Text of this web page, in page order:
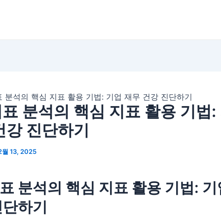
분석의 핵심 지표 활용 기법: 기업 재무 건강 진단하기
분석의 핵심 지표 활용 기법:
강 진단하기
월 13, 2025
분석의 핵심 지표 활용 기법:
하기